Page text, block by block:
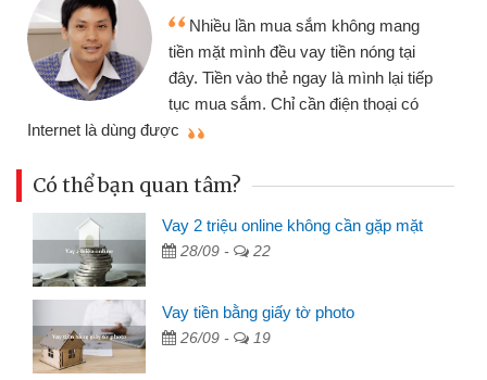
Nhiều lần mua sắm không mang
tiền mặt mình đều vay tiền nóng tại
đây. Tiền vào thẻ ngay là mình lại tiếp
tục mua sắm. Chỉ cần điện thoại có
được
Có thể bạn quan tâm?
Vay 2 triệu online không cần gặp mặt
28/09 - 22
Vay tiền bằng giấy tờ photo
26/09 - 19